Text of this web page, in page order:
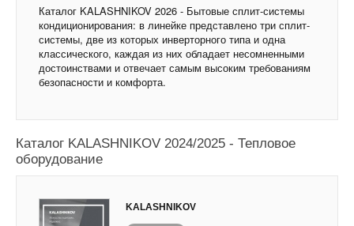
Каталог KALASHNIKOV 2026 - Бытовые сплит-системы
кондиционирования: в линейке представлено три сплит-
системы, две из которых инверторного типа и одна
классического, каждая из них обладает несомненными
достоинствами и отвечает самым высоким требованиям
безопасности и комфорта.
Каталог KALASHNIKOV 2024/2025 - Тепловое
оборудование
KALASHNIKOV